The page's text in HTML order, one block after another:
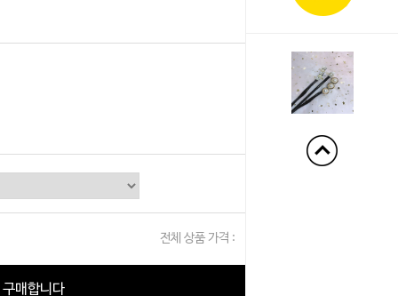
전체 상품 가격 :
구매합니다